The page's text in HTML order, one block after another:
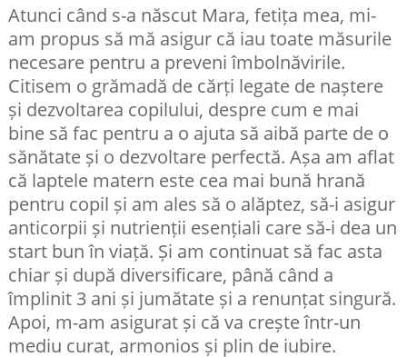
Atunci când s-a născut Mara, fetița mea, mi-
am propus să mă asigur că iau toate măsurile
necesare pentru a preveni îmbolnăvirile.
Citisem o grămadă de cărți legate de naștere
și dezvoltarea copilului, despre cum e mai
bine să fac pentru a o ajuta să aibă parte de o
sănătate și o dezvoltare perfectă. Așa am aflat
că laptele matern este cea mai bună hrană
pentru copil și am ales să o alăptez, să-i asigur
anticorpii și nutrienții esențiali care să-i dea un
start bun în viață. Și am continuat să fac asta
chiar și după diversificare, până când a
împlinit 3 ani și jumătate și a renunțat singură.
Apoi, m-am asigurat și că va crește într-un
mediu curat, armonios și plin de iubire.